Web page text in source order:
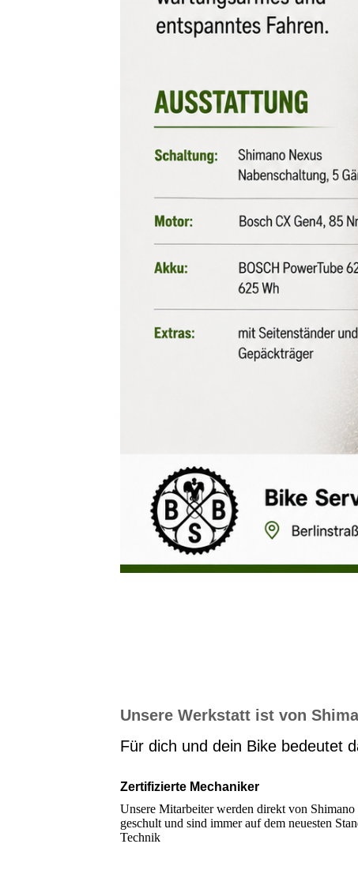
Unsere Werkstatt ist von
Für dich und dein Bike bedeutet
Zertifizierte Mechaniker
Unsere Mitarbeiter werden direkt von Shimano
geschult und sind immer auf dem neuesten
Technik